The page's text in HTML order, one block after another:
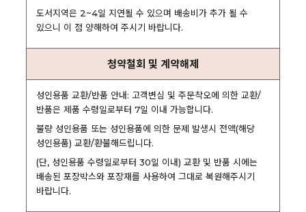
도서지역은 2~4일 지연될 수 있으며 배송비가 추가 될 수
있으니 이 점 양해하여 주시기 바랍니다.
청약철회 및 계약해제
성인용품 교환/반품 안내: 고객변심 및 주문착오에 의한 교환/
반품은 제품 수령일로부터 7일 이내 가능합니다.
불량 성인용품 또는 성인용품에 의한 문제 발생시 전액(해당
성인용품) 교환/환불해드립니다.
(단, 성인용품 수령일로부터 30일 이내) 교환 및 반품 시에는
배송된 포장박스와 포장재를 사용하여 그대로 복원해주시기
바랍니다.